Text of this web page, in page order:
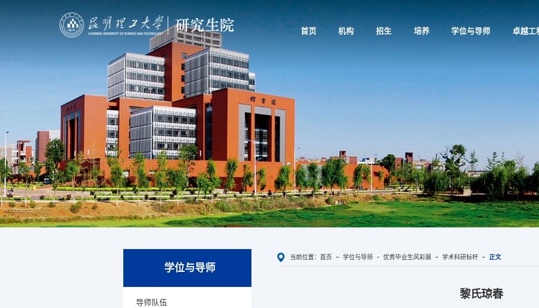
首页 机构 招生 培养 学位与导师 卓越工
学位与导师
导师队伍
当前位置： 首页 学位与导师 优秀毕业生风彩展 学术科研标杆 正文
黎氏琼春